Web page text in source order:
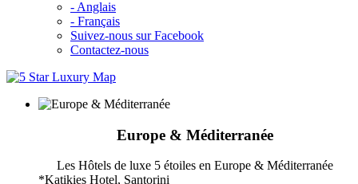
- Anglais
- Français
Suivez-nous sur Facebook
Contactez-nous
Europe & Méditerranée
Les Hôtels de luxe 5 étoiles en Europe & Méditerranée
*Katikies Hotel, Santorini